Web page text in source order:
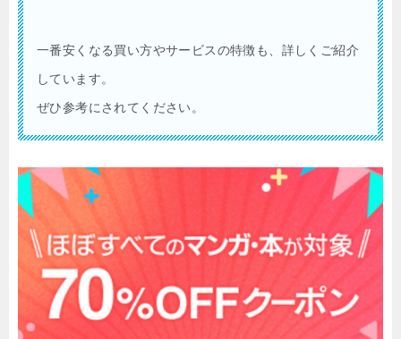
一番安くなる買い方やサービスの特徴も、詳しくご紹介
しています。
ぜひ参考にされてください。